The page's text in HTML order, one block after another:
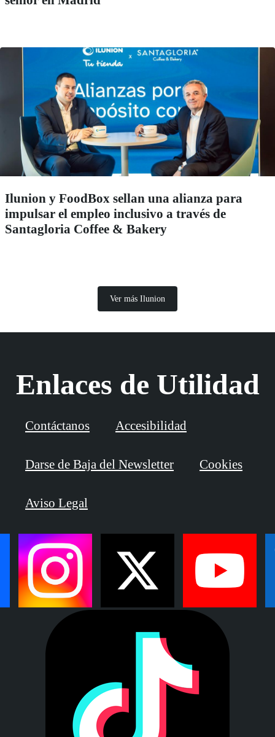
Ilunion y FoodBox sellan una alianza para
impulsar el empleo inclusivo a través de
Santagloria Coffee & Bakery
Ver más Ilunion
Enlaces de Utilidad
Contáctanos Accesibilidad
Darse de Baja del Newsletter Cookies
Aviso Legal